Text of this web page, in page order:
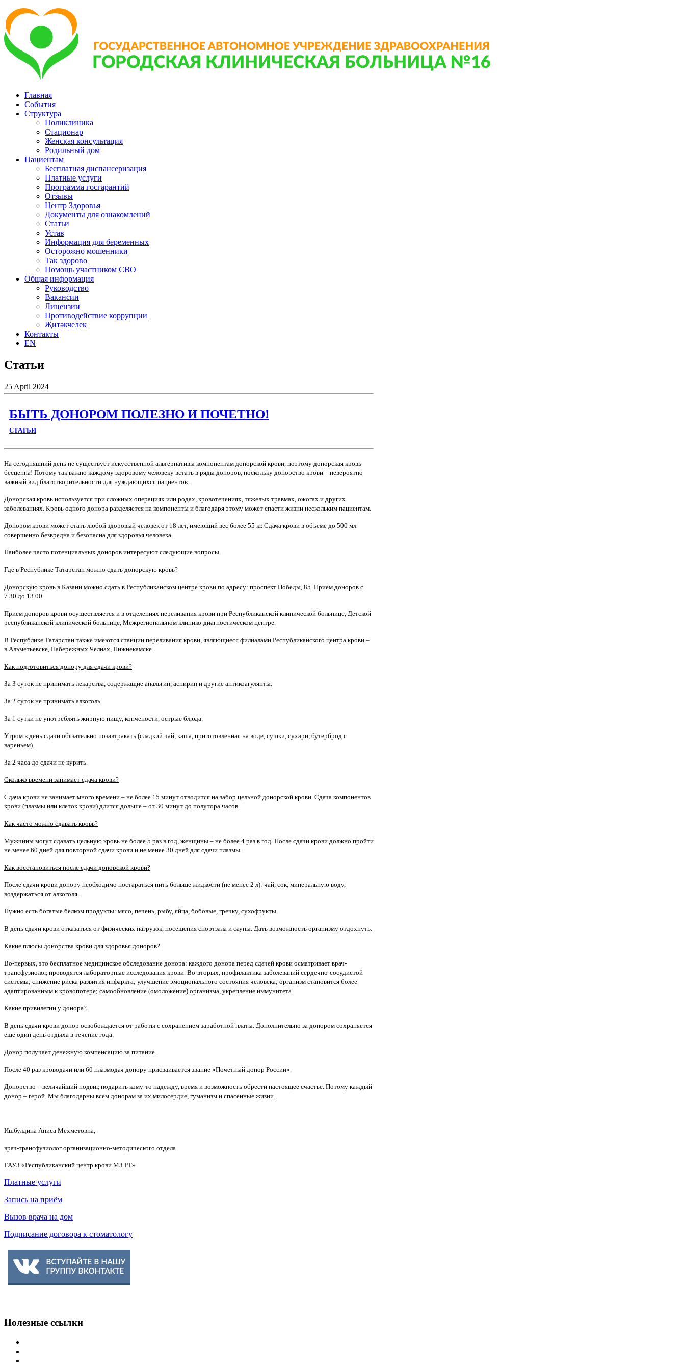
Главная
События
Структура
Поликлиника
Стационар
Женская консультация
Родильный дом
Пациентам
Бесплатная диспансеризация
Платные услуги
Программа госгарантий
Отзывы
Центр Здоровья
Документы для ознакомлений
Статьи
Устав
Информация для беременных
Осторожно мошенники
Так здорово
Помощь участником СВО
Общая информация
Руководство
Вакансии
Лицензии
Противодействие коррупции
Җитәкчелек
Контакты
EN
Статьи
25 April 2024
БЫТЬ ДОНОРОМ ПОЛЕЗНО И ПОЧЕТНО!
СТАТЬИ
На сегодняшний день не существует искусственной альтернативы компонентам донорской крови, поэтому донорская кровь
бесценна! Потому так важно каждому здоровому человеку встать в ряды доноров, поскольку донорство крови – невероятно
важный вид благотворительности для нуждающихся пациентов.
Донорская кровь используется при сложных операциях или родах, кровотечениях, тяжелых травмах, ожогах и других
заболеваниях. Кровь одного донора разделяется на компоненты и благодаря этому может спасти жизни нескольким пациентам.
Донором крови может стать любой здоровый человек от 18 лет, имеющий вес более 55 кг. Сдача крови в объеме до 500 мл
совершенно безвредна и безопасна для здоровья человека.
Наиболее часто потенциальных доноров интересуют следующие вопросы.
Где в Республике Татарстан можно сдать донорскую кровь?
Донорскую кровь в Казани можно сдать в Республиканском центре крови по адресу: проспект Победы, 85. Прием доноров с
7.30 до 13.00.
Прием доноров крови осуществляется и в отделениях переливания крови при Республиканской клинической больнице, Детской
республиканской клинической больнице, Межрегиональном клинико-диагностическом центре.
В Республике Татарстан также имеются станции переливания крови, являющиеся филиалами Республиканского центра крови –
в Альметьевске, Набережных Челнах, Нижнекамске.
Как подготовиться донору для сдачи крови?
За 3 суток не принимать лекарства, содержащие анальгин, аспирин и другие антикоагулянты.
За 2 суток не принимать алкоголь.
За 1 сутки не употреблять жирную пищу, копчености, острые блюда.
Утром в день сдачи обязательно позавтракать (сладкий чай, каша, приготовленная на воде, сушки, сухари, бутерброд с
вареньем).
За 2 часа до сдачи не курить.
Сколько времени занимает сдача крови?
Сдача крови не занимает много времени – не более 15 минут отводится на забор цельной донорской крови. Сдача компонентов
крови (плазмы или клеток крови) длится дольше – от 30 минут до полутора часов.
Как часто можно сдавать кровь?
Мужчины могут сдавать цельную кровь не более 5 раз в год, женщины – не более 4 раз в год. После сдачи крови должно пройти
не менее 60 дней для повторной сдачи крови и не менее 30 дней для сдачи плазмы.
Как восстановиться после сдачи донорской крови?
После сдачи крови донору необходимо постараться пить больше жидкости (не менее 2 л): чай, сок, минеральную воду,
воздержаться от алкоголя.
Нужно есть богатые белком продукты: мясо, печень, рыбу, яйца, бобовые, гречку, сухофрукты.
В день сдачи крови отказаться от физических нагрузок, посещения спортзала и сауны. Дать возможность организму отдохнуть.
Какие плюсы донорства крови для здоровья доноров?
Во-первых, это бесплатное медицинское обследование донора: каждого донора перед сдачей крови осматривает врач-
трансфузиолог, проводятся лабораторные исследования крови. Во-вторых, профилактика заболеваний сердечно-сосудистой
системы; снижение риска развития инфаркта; улучшение эмоционального состояния человека; организм становится более
адаптированным к кровопотере; самообновление (омоложение) организма, укрепление иммунитета.
Какие привилегии у донора?
В день сдачи крови донор освобождается от работы с сохранением заработной платы. Дополнительно за донором сохраняется
еще один день отдыха в течение года.
Донор получает денежную компенсацию за питание.
После 40 раз кроводачи или 60 плазмодач донору присваивается звание «Почетный донор России».
Донорство – величайший подвиг, подарить кому-то надежду, время и возможность обрести настоящее счастье. Потому каждый
донор – герой. Мы благодарны всем донорам за их милосердие, гуманизм и спасенные жизни.
Ишбулдина Аниса Мехметовна,
врач-трансфузиолог организационно-методического отдела
ГАУЗ «Республиканский центр крови МЗ РТ»
Платные услуги
Запись на приём
Вызов врача на дом
Подписание договора к стоматологу
Полезные ссылки